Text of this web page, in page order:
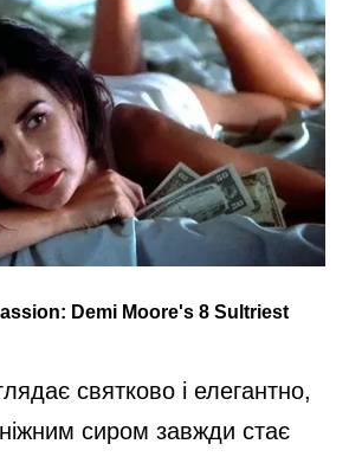
святково і елегантно,
сиром завжди стає